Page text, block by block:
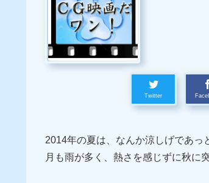
Twitter
2014年の夏は、なんか涼しげであ
月も雨が多く、熱さを感じずに秋に